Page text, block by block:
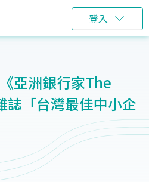
登入
亞洲銀行家The
「台灣最佳中小企